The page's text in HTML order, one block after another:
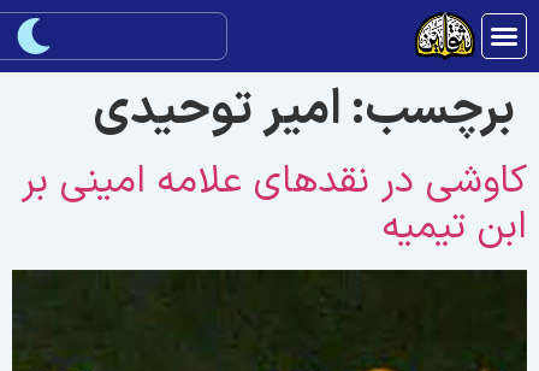
برچسب:امير توحيدى
در نقدهاى علامه امينى بر
‏تيميه